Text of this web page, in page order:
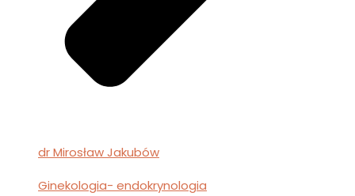
dr Mirosław Jakubów
Ginekologia- endokrynologia